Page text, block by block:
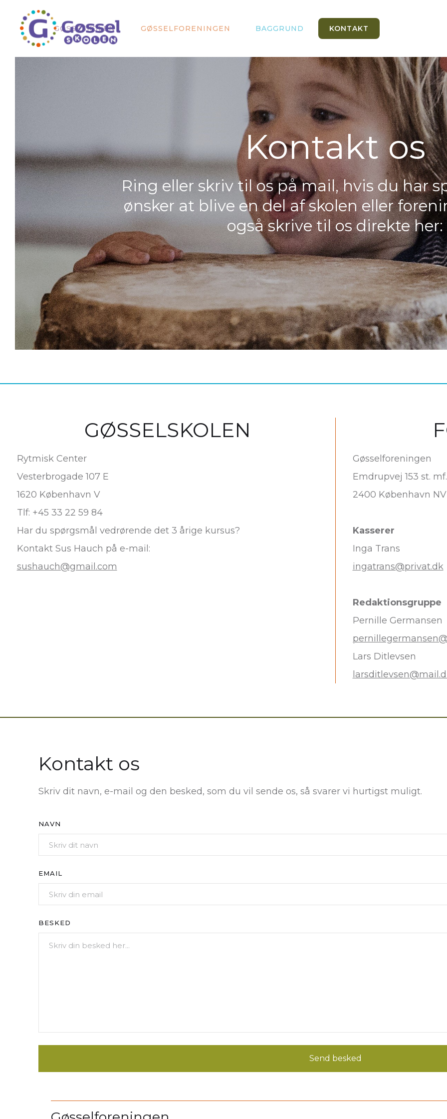
GØSSESKOLEN GØSSELFORENINGEN BAGGRUND KONTAKT
Kontakt os
Ring eller skriv til os på mail, hvis du har
ønsker at blive en del af skolen eller
også skrive til os direkte her:
GØSSELSKOLEN
Rytmisk Center
Vesterbrogade 107 E
1620 København V
Tlf: +45 33 22 59 84
Har du spørgsmål vedrørende det 3 årige kursus?
Kontakt Sus Hauch på e-mail:
sushauch@gmail.com
Gøsselforeningen
Emdrupvej 153 st. mf.
2400 København NV
Kasserer
Inga Trans
ingatrans@privat.dk
Redaktionsgruppe
Pernille Germansen
Lars Ditlevsen
Kontakt os
Skriv dit navn, e-mail og den besked, som du vil sende os, så svarer vi hurtigst muligt.
NAVN
EMAIL
BESKED